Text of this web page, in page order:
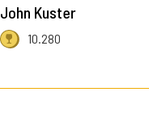
John Kuster
10.280